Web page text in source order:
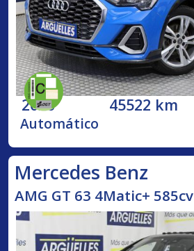
2020 45522 km
Automático
Mercedes Benz
AMG GT 63 4Matic+ 585cv